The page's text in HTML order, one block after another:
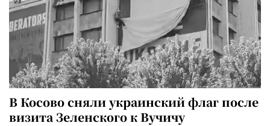
В Косово сняли украинский флаг после
визита Зеленского к Вучичу